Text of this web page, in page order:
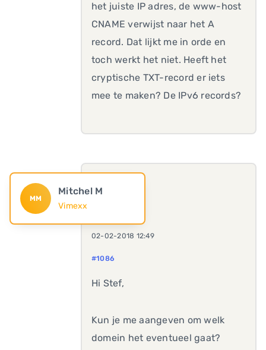
het juiste IP adres, de www-host
CNAME verwijst naar het A
record. Dat lijkt me in orde en
toch werkt het niet. Heeft het
cryptische TXT-record er iets
mee te maken? De IPv6 records?
MM
Mitchel M
Vimexx
02-02-2018 12:49
#1086
Hi Stef,
Kun je me aangeven om welk
domein het eventueel gaat?